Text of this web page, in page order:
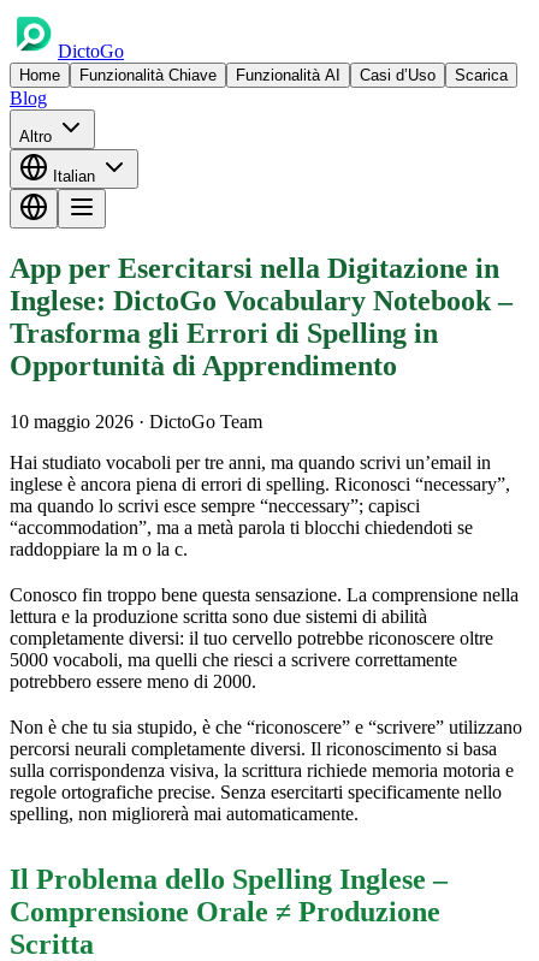
DictoGo
Home Funzionalità Chiave Funzionalità AI Casi d’Uso Scarica
Blog
Altro
Italian
App per Esercitarsi nella Digitazione in
Inglese: DictoGo Vocabulary Notebook –
Trasforma gli Errori di Spelling in
Opportunità di Apprendimento
10 maggio 2026 · DictoGo Team
Hai studiato vocaboli per tre anni, ma quando scrivi un’email in
inglese è ancora piena di errori di spelling. Riconosci “necessary”,
ma quando lo scrivi esce sempre “neccessary”; capisci
“accommodation”, ma a metà parola ti blocchi chiedendoti se
raddoppiare la m o la c.
Conosco fin troppo bene questa sensazione. La comprensione nella
lettura e la produzione scritta sono due sistemi di abilità
completamente diversi: il tuo cervello potrebbe riconoscere oltre
5000 vocaboli, ma quelli che riesci a scrivere correttamente
potrebbero essere meno di 2000.
Non è che tu sia stupido, è che “riconoscere” e “scrivere” utilizzano
percorsi neurali completamente diversi. Il riconoscimento si basa
sulla corrispondenza visiva, la scrittura richiede memoria motoria e
regole ortografiche precise. Senza esercitarti specificamente nello
spelling, non migliorerà mai automaticamente.
Il Problema dello Spelling Inglese –
Comprensione Orale ≠ Produzione
Scritta